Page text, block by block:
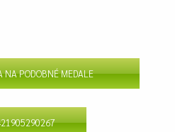
NA PODOBNÉ MEDALE